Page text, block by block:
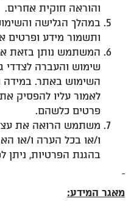
והוראה חוקית אחרים.
במהלך הגלישה
ותשמור מידע
המשתמש נותן בזאת
שימוש והעברה לצדדי
השימוש באתר. במידה
לאמור עליו להפסיק
פרטים כלשהם.
משתמש הרואה את
ו/או בכל הערה ו/או
בהגנת הפרטיות, ניתן לפנות ל-
מאגר המידע: